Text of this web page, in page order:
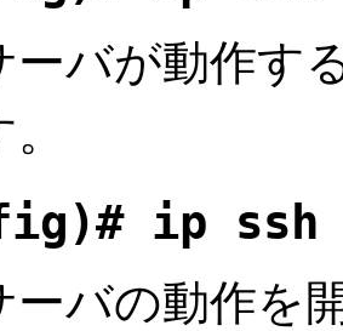
ーバが動作す
ip ssh
ーバの動作を